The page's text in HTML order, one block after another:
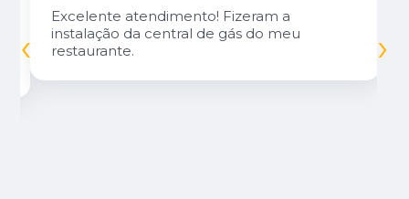
Excelente atendimento! Fizeram a
instalação da central de gás do meu
restaurante.
‹ ›